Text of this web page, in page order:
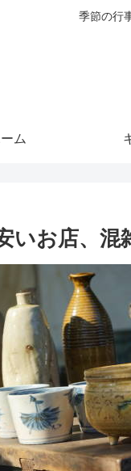
季節の行
ム
いお店、混